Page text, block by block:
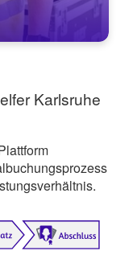
Karlsruhe